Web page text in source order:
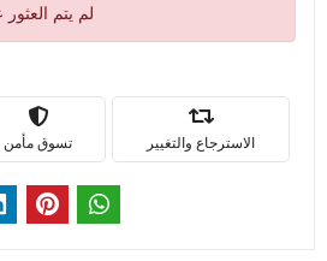
لم يتم
تسوق مأمن الاسترجاع والتغيير